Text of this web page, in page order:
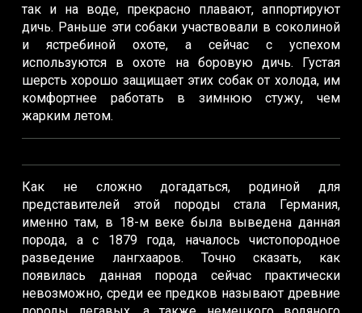
так и на воде, прекрасно плавают, аппортируют
дичь. Раньше эти собаки участвовали в соколиной
и ястребиной охоте, а сейчас с успехом
используются в охоте на боровую дичь. Густая
шерсть хорошо защищает этих собак от холода, им
комфортнее работать в зимнюю стужу, чем
жарким летом.
Как не сложно догадаться, родиной для
представителей этой породы стала Германия,
именно там, в 18-м веке была выведена данная
порода, а с 1879 года, началось чистопородное
разведение лангхааров. Точно сказать, как
появилась данная порода сейчас практически
невозможно, среди ее предков называют древние